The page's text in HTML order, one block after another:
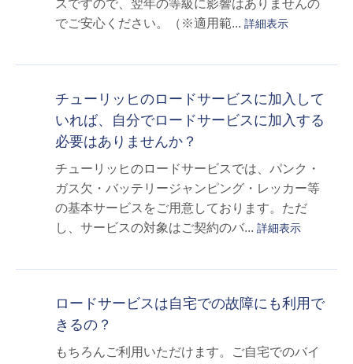
スですので、翌年の等級に影響はありませんの
でご安心ください。（※適用範... 詳細表示
チューリッヒのロードサービスに加入して
いれば、自分でロードサービスに加入する
必要はありませんか？
チューリッヒのロードサービスでは、パンク・
ガス欠・バッテリージャンピング・レッカー等
の基本サービスをご用意しております。ただ
し、サービスの対象はご契約のバ... 詳細表示
ロードサービスは自宅での故障にも利用で
きるの？
もちろんご利用いただけます。ご自宅でのバイ